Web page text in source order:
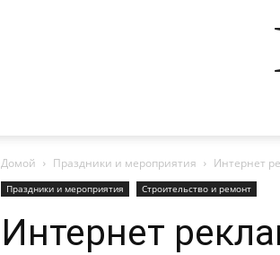
Домой Праздники и мероприятия Интернет
Праздники и мероприятия Строительство и ремонт
Интернет